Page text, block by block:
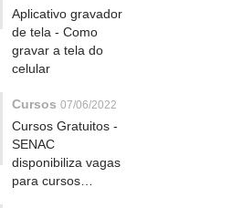
Aplicativo gravador
de tela - Como
gravar a tela do
celular
Cursos 07/06/2022
Cursos Gratuitos -
SENAC
disponibiliza vagas
para cursos